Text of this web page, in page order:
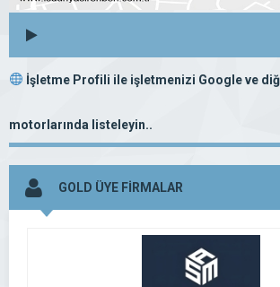
İşletme Profili ile işletmenizi Google ve
motorlarında listeleyin..
GOLD ÜYE FİRMALAR